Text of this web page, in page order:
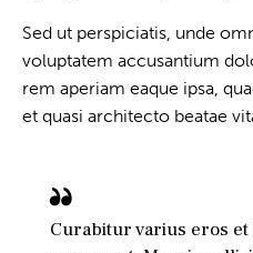
Sed ut perspiciatis, unde
voluptatem accusantium
rem aperiam eaque ipsa,
et quasi architecto beatae
Curabitur varius eros